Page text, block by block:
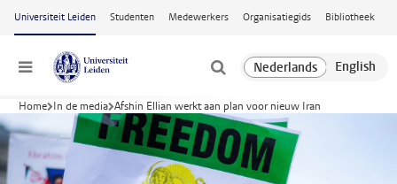
Ga naar hoofdinhoud
Universiteit Leiden Studenten Medewerkers Organisatiegids Bibliotheek
Menu
Home In de media Afshin Ellian werkt aan plan voor nieuw Iran